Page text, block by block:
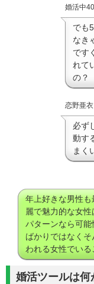
婚活中
でも
なき
です
れて
の？
恋野亜衣
必ず
動す
まく
年上好きな男性
麗で魅力的な女
パターンなら可
ばかりではなく
われる女性でいる
婚活ツールは何